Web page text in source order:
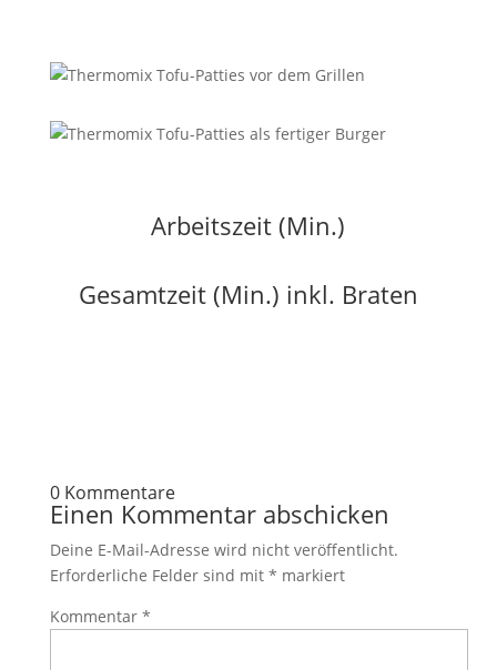
Arbeitszeit (Min.)
Gesamtzeit (Min.) inkl. Braten
0 Kommentare
Einen Kommentar abschicken
Deine E-Mail-Adresse wird nicht veröffentlicht.
Erforderliche Felder sind mit * markiert
Kommentar *